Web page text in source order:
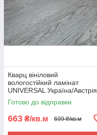
Кварц вініловий
вологостійкий ламінат
UNIVERSAL Україна/Австрія
404/4 - 42 клас
Готово до відправки
663 ₴/кв.м 699 ₴/кв.м